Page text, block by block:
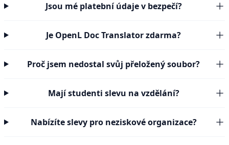
Jsou mé platební údaje v bezpečí?
Je OpenL Doc Translator zdarma?
Proč jsem nedostal svůj přeložený soubor?
Mají studenti slevu na vzdělání?
Nabízíte slevy pro neziskové organizace?